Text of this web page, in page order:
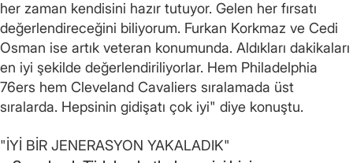
her zaman kendisini hazır tutuyor. Gelen her fırsatı
değerlendireceğini biliyorum. Furkan Korkmaz ve Cedi
Osman ise artık veteran konumunda. Aldıkları dakikaları
en iyi şekilde değerlendiriliyorlar. Hem Philadelphia
76ers hem Cleveland Cavaliers sıralamada üst
sıralarda. Hepsinin gidişatı çok iyi" diye konuştu.
"İYİ BİR JENERASYON YAKALADIK"